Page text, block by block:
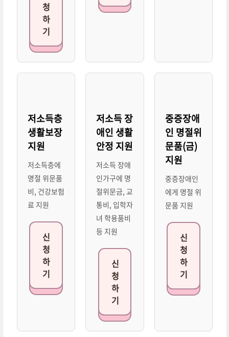
청
하
기
저소득층
생활보장
지원
저소득층에
명절 위문품
비, 건강보험
료 지원
신
청
하
기
저소득 장
애인 생활
안정 지원
저소득 장애
인가구에 명
절위문금, 교
통비, 입학자
녀 학용품비
등 지원
신
청
하
기
중증장애
인 명절위
문품(금)
지원
중증장애인
에게 명절 위
문품 지원
신
청
하
기